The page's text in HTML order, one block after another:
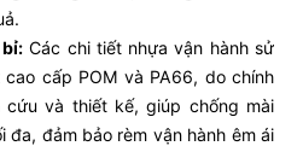
Các chi tiết nhựa vận hành sử
cấp POM và PA66, do chính
cứu và thiết kế, giúp chống mài
đa, đảm bảo rèm vận hành êm ái